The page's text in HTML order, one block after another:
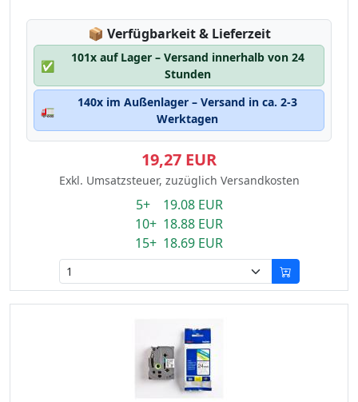
📦 Lagerstatus:
Verfügbarkeit & Lieferzeit
✅
101x auf Lager – Versand innerhalb von 24
Stunden
🚛
140x im Außenlager – Versand in ca. 2-3
Werktagen
19,27 EUR
Exkl. Umsatzsteuer, zuzüglich Versandkosten
5+ 19.08 EUR
10+ 18.88 EUR
15+ 18.69 EUR